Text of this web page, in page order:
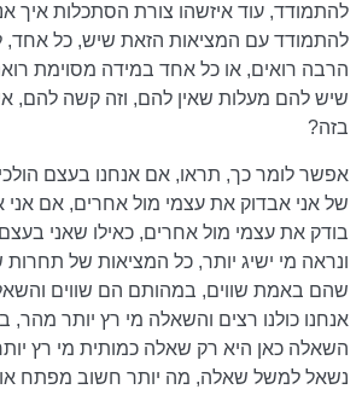
להתמודד, עוד איזשהו צורת הסתכלות איך
להתמודד עם המציאות הזאת שיש, כל
הרבה רואים, או כל אחד במידה מסוימת
שיש להם מעלות שאין להם, וזה קשה להם,
בזה?
אפשר לומר כך, תראו, אם אנחנו בעצם
של אני אבדוק את עצמי מול אחרים, אם אני
בודק את עצמי מול אחרים, כאילו שאני
ונראה מי ישיג יותר, כל המציאות של תחרות
שהם באמת שווים, במהותם הם שווים
אנחנו כולנו רצים והשאלה מי רץ יותר מהר,
השאלה כאן היא רק שאלה כמותית מי רץ
נשאל למשל שאלה, מה יותר חשוב מפתח